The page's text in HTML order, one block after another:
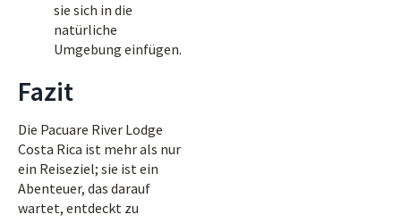
sie sich in die
natürliche
Umgebung einfügen.
Fazit
Die Pacuare River Lodge
Costa Rica ist mehr als nur
ein Reiseziel; sie ist ein
Abenteuer, das darauf
wartet, entdeckt zu